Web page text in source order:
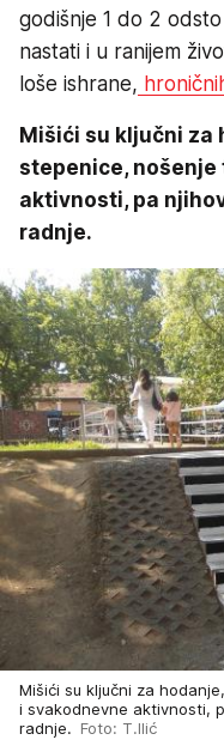
godišnje 1 do 2
nastati i u ranijem
loše ishrane,
Mišići su ključni za
stepenice,
aktivnosti, pa
radnje.
Mišići su ključni za
i svakodnevne aktivnosti,
radnje. Foto: T.Ilić